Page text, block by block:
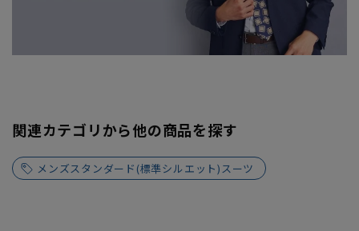
関連カテゴリから他の商品を探す
メンズスタンダード(標準シルエット)スーツ